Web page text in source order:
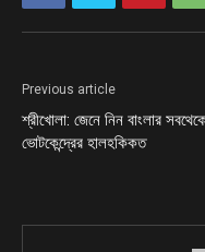
Previous article
শ্রীখোলা: জেনে নিন বাংলার
ভোটকেন্দ্রের হালহকিকত